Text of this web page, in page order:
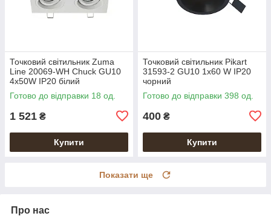
Точковий світильник Zuma
Line 20069-WH Chuck GU10
4x50W IP20 білий
Готово до відправки 18 од.
1 521 ₴
Купити
Точковий світильник Pikart
31593-2 GU10 1x60 W IP20
чорний
Готово до відправки 398 од.
400 ₴
Купити
Показати ще
Про нас